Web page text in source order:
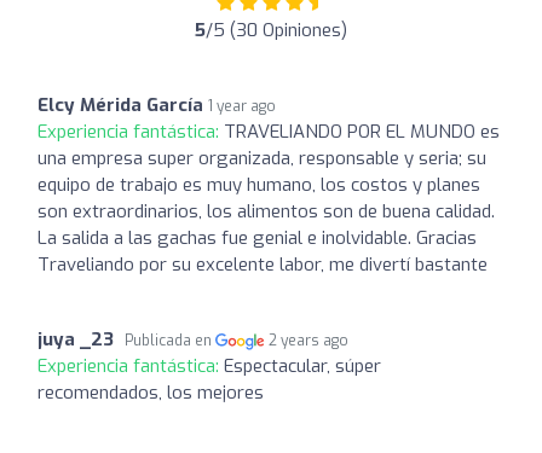
5/5 (30 Opiniones)
Elcy Mérida García 1 year ago
Experiencia fantástica: TRAVELIANDO POR EL MUNDO es
una empresa super organizada, responsable y seria; su
equipo de trabajo es muy humano, los costos y planes
son extraordinarios, los alimentos son de buena calidad.
La salida a las gachas fue genial e inolvidable. Gracias
Traveliando por su excelente labor, me divertí bastante
juya _23 Publicada en 2 years ago
Experiencia fantástica: Espectacular, súper
recomendados, los mejores